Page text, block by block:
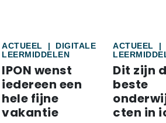
ACTUEEL |
DIGITALE
LEERMIDDELEN
IPON wenst
iedereen een
hele fijne
vakantie
ACTUEEL
|
Dit zijn
beste
cten in